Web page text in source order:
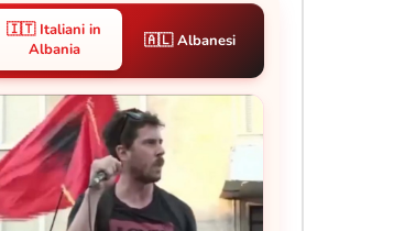
🇮🇹 Italiani in
Albania
🇦🇱 Albanesi